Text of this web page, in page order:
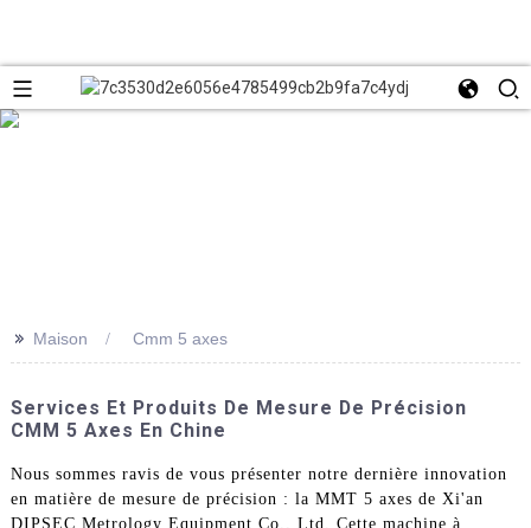
>> Maison Cmm 5 axes
Services Et Produits De Mesure De Précision
CMM 5 Axes En Chine
Nous sommes ravis de vous présenter notre dernière innovation
en matière de mesure de précision : la MMT 5 axes de Xi'an
DIPSEC Metrology Equipment Co., Ltd. Cette machine à